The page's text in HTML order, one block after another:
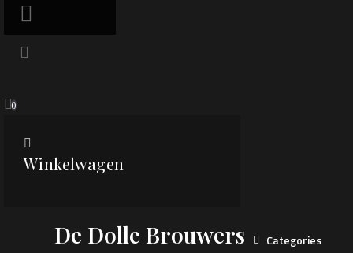
0
Winkelwagen
De Dolle Brouwers Categories